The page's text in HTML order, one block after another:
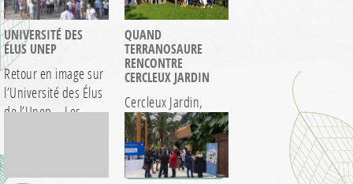
UNIVERSITÉ DES
ÉLUS UNEP
Retour en image sur
l’Université des Élus
de l’Unep – Les
QUAND
TERRANOSAURE
RENCONTRE
CERCLEUX JARDIN
Cercleux Jardin,
partenaire du parc
Terra Botanica, a
profité du cadre
végétal…
> EN SAVOIR +